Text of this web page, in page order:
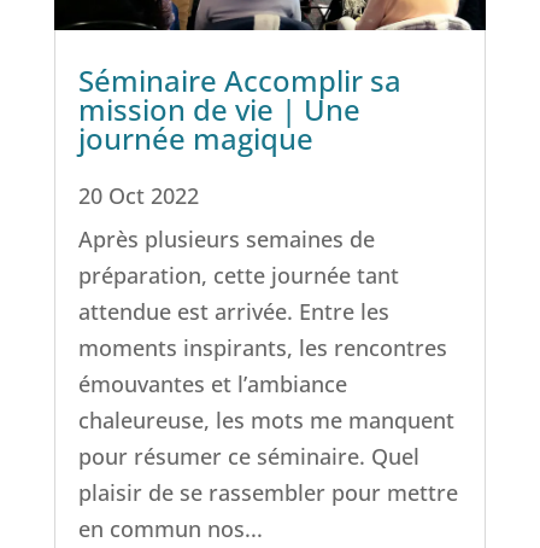
Séminaire Accomplir sa
mission de vie | Une
journée magique
20 Oct 2022
Après plusieurs semaines de
préparation, cette journée tant
attendue est arrivée. Entre les
moments inspirants, les rencontres
émouvantes et l’ambiance
chaleureuse, les mots me manquent
pour résumer ce séminaire. Quel
plaisir de se rassembler pour mettre
en commun nos...